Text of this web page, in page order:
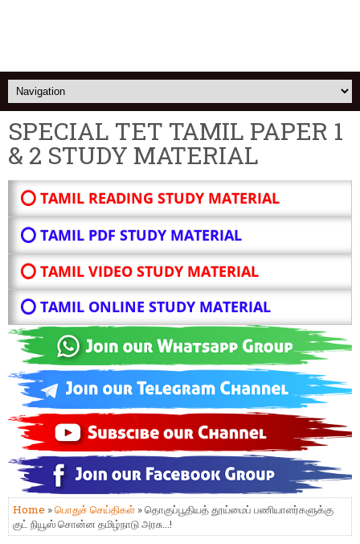
SPECIAL TET TAMIL PAPER 1
& 2 STUDY MATERIAL
⭕ TAMIL READING STUDY MATERIAL
⭕ TAMIL PDF STUDY MATERIAL
⭕ TAMIL VIDEO STUDY MATERIAL
⭕ TAMIL ONLINE STUDY MATERIAL
Home »பொதுச் செய்திகள் » தொகுப்பூதியத் தூய்மைப் பணியாளர்களுக்கு
குட் நியூஸ் சொன்ன தமிழ்நாடு அரசு...!